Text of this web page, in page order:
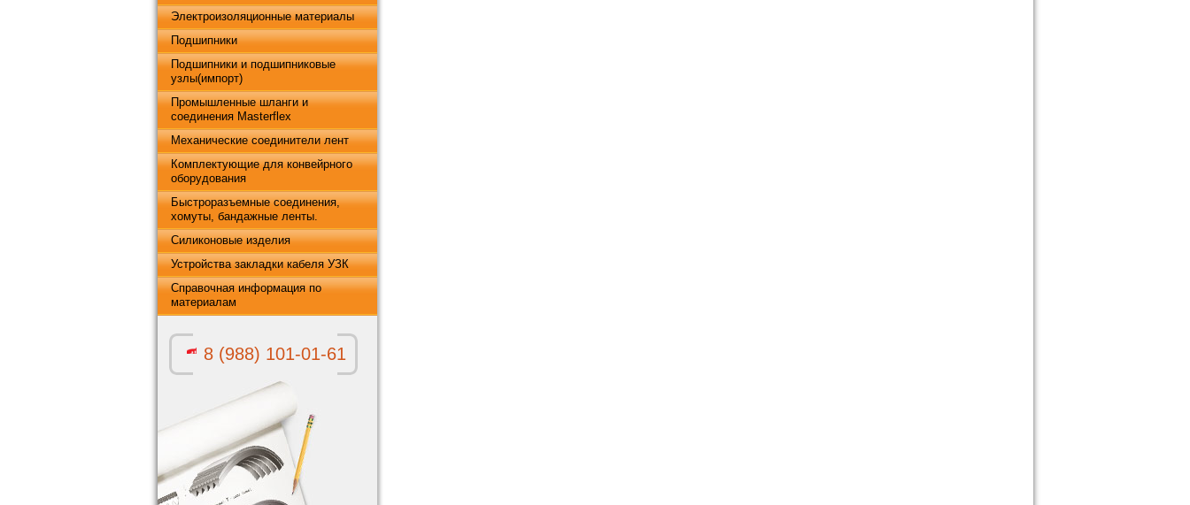
Электроизоляционные материалы
Подшипники
Подшипники и подшипниковые
узлы(импорт)
Промышленные шланги и
соединения Masterflex
Механические соединители лент
Комплектующие для конвейрного
оборудования
Быстроразъемные соединения,
хомуты, бандажные ленты.
Силиконовые изделия
Устройства закладки кабеля УЗК
Справочная информация по
материалам
8 (988) 101-01-61